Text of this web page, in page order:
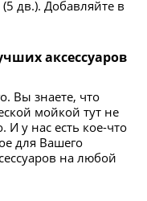
дв.). Добавляйте в
аксессуаров
Вы знаете, что
мойкой тут не
И у нас есть кое-что
для Вашего
на любой